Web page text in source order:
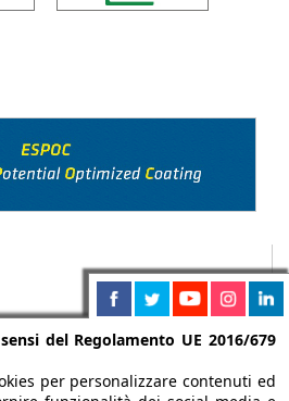
del Regolamento UE 2016/679
per personalizzare contenuti ed